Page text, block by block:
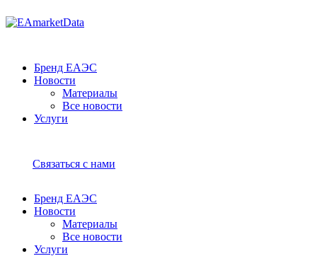
Бренд ЕАЭС
Новости
Материалы
Все новости
Услуги
Связаться с нами
Бренд ЕАЭС
Новости
Материалы
Все новости
Услуги